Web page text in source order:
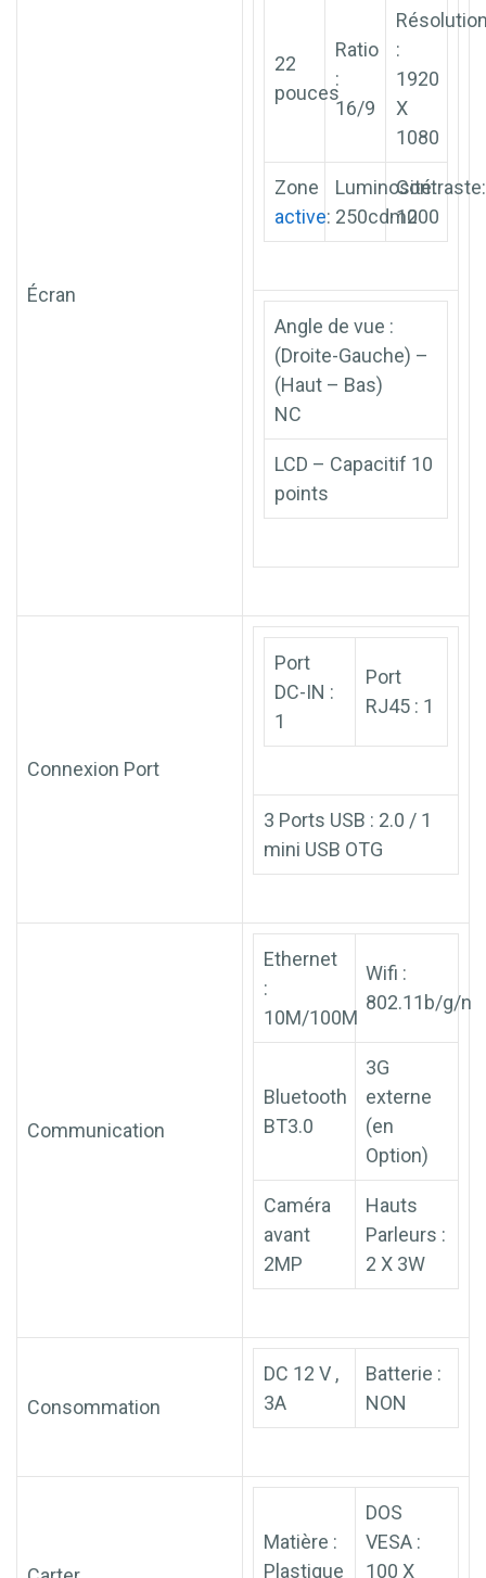
Écran
22
pouces
Ratio
:
16/9
:
1920
X
1080
Zone
active:
Luminosité:
250cdm2
Contraste:
1000
Angle de vue :
(Droite-Gauche) –
(Haut – Bas)
NC
LCD – Capacitif 10
points
Connexion Port
Port
DC-IN :
1
Port
RJ45 : 1
3 Ports USB : 2.0 / 1
mini USB OTG
Communication
Ethernet
:
10M/100M
Wifi :
802.11b/g/n
Bluetooth
BT3.0
3G
externe
(en
Option)
Caméra
avant
2MP
Hauts
Parleurs :
2 X 3W
Consommation
DC 12 V ,
3A
Batterie :
NON
Matière :
Plastique
DOS
VESA :
100 X